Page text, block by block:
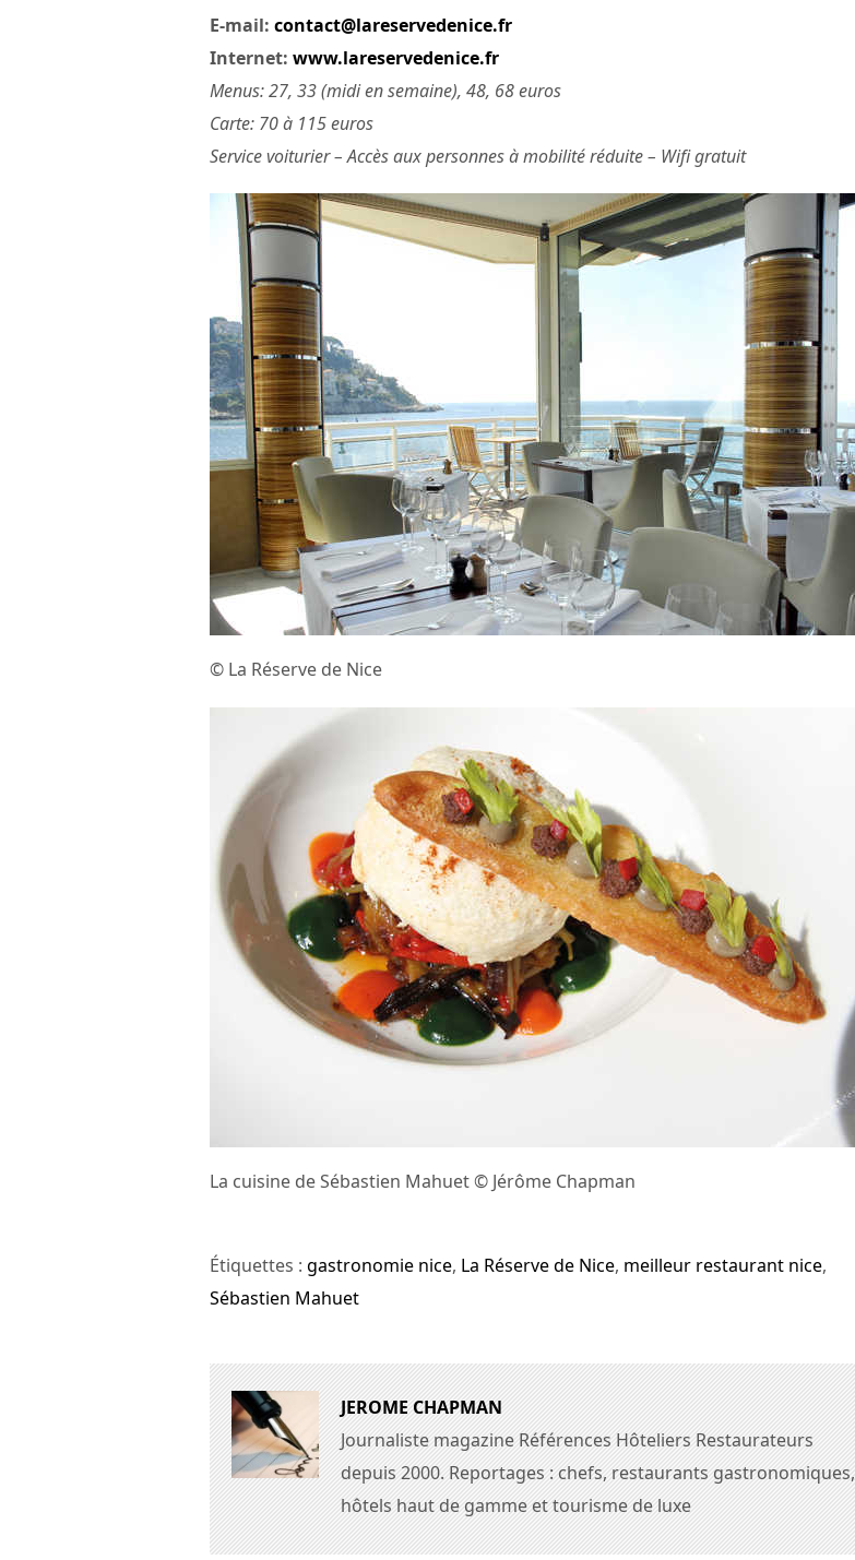
E-mail: contact@lareservedenice.fr
Internet: www.lareservedenice.fr
Menus: 27, 33 (midi en semaine), 48, 68 euros
Carte: 70 à 115 euros
Service voiturier – Accès aux personnes à mobilité réduite – Wifi gratuit
© La Réserve de Nice
La cuisine de Sébastien Mahuet © Jérôme Chapman
Étiquettes : gastronomie nice, La Réserve de Nice, meilleur restaurant nice,
Sébastien Mahuet
JEROME CHAPMAN
Journaliste magazine Références Hôteliers Restaurateurs
depuis 2000. Reportages : chefs, restaurants gastronomiques,
hôtels haut de gamme et tourisme de luxe